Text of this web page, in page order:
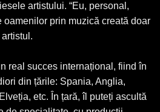
artistului. “Eu, personal,
oamenilor prin muzică creată doar
real succes internațional, fiind în
din țările: Spania, Anglia,
etc. În țară, îl puteți ascultă